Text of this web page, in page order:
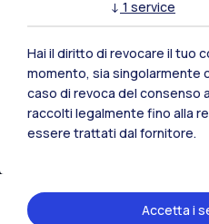
↓ 1 service
Hai il diritto di revocare il tuo
momento, sia singolarmente
caso di revoca del consenso
raccolti legalmente fino alla
essere trattati dal fornitore.
Accetta i